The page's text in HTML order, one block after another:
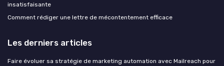
insatisfaisante
Comment rédiger une lettre de mécontentement efficace
Les derniers articles
Faire évoluer sa stratégie de marketing automation avec Mailreach pour